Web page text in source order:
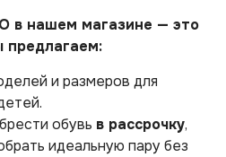
в нашем магазине — это
предлагаем:
и размеров для
обувь в рассрочку,
идеальную пару без